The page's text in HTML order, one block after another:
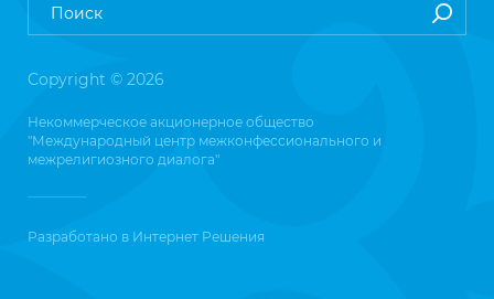
Copyright © 2026
Некоммерческое акционерное общество
"Международный центр межконфессионального и
межрелигиозного диалога"
Разработано в Интернет Решения